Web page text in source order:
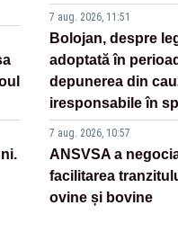
7 aug. 2026, 11:51
Bolojan, despre
adoptată în
depunerea din
iresponsabile în
7 aug. 2026, 10:57
ANSVSA a
facilitarea
ovine și bovine